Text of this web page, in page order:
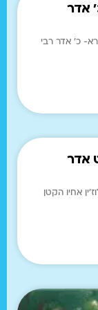
אדר
כ' אדר רבי
אדר
אחיו הקטן